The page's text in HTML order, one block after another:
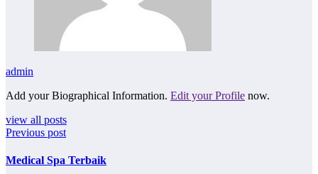
admin
Add your Biographical Information. Edit your Profile now.
view all posts
Previous post
Medical Spa Terbaik